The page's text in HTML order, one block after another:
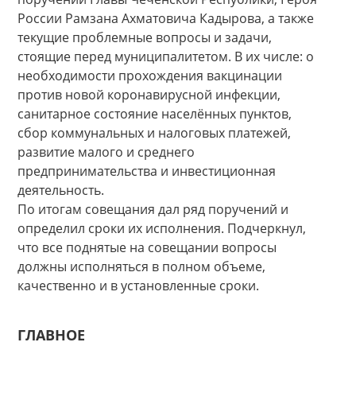
России Рамзана Ахматовича Кадырова, а также
текущие проблемные вопросы и задачи,
стоящие перед муниципалитетом. В их числе: о
необходимости прохождения вакцинации
против новой коронавирусной инфекции,
санитарное состояние населённых пунктов,
сбор коммунальных и налоговых платежей,
развитие малого и среднего
предпринимательства и инвестиционная
деятельность.
По итогам совещания дал ряд поручений и
определил сроки их исполнения. Подчеркнул,
что все поднятые на совещании вопросы
должны исполняться в полном объеме,
качественно и в установленные сроки.
ГЛАВНОЕ